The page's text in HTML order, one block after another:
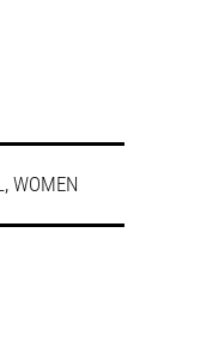
, WOMEN